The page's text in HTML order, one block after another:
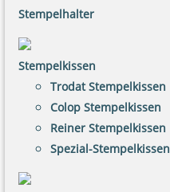
Stempelhalter
Stempelkissen
Trodat Stempelkissen
Colop Stempelkissen
Reiner Stempelkissen
Spezial-Stempelkissen